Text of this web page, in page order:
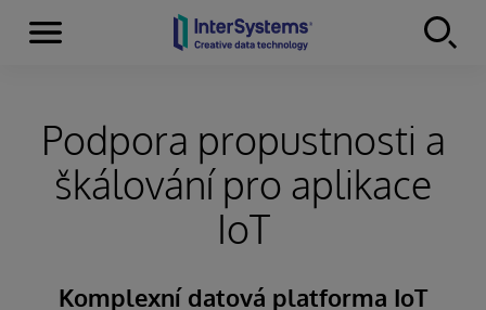
Skip to content
Menu
Podpora propustnosti a
škálování pro aplikace
IoT
Komplexní datová platforma IoT